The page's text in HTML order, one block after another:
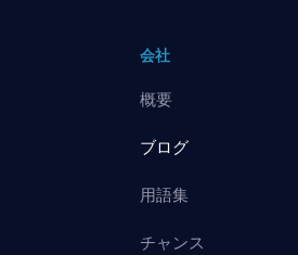
会社
概要
ブログ
用語集
チャンス